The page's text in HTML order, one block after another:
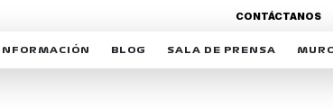
BLOG SALA DE PRENSA
CONTÁCTANOS